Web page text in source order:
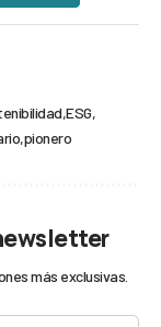
ESG
pionero
más exclusivas.